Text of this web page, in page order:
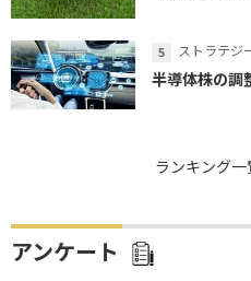
ストラテジ
半導体株の調
ランキング一
アンケート